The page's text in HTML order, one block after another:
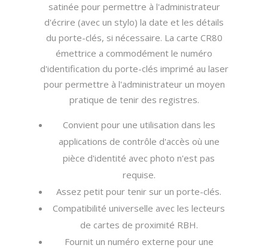
satinée pour permettre à l'administrateur
d'écrire (avec un stylo) la date et les détails
du porte-clés, si nécessaire. La carte CR80
émettrice a commodément le numéro
d'identification du porte-clés imprimé au laser
pour permettre à l'administrateur un moyen
pratique de tenir des registres.
Convient pour une utilisation dans les
applications de contrôle d'accès où une
pièce d'identité avec photo n'est pas
requise.
Assez petit pour tenir sur un porte-clés.
Compatibilité universelle avec les lecteurs
de cartes de proximité RBH.
Fournit un numéro externe pour une